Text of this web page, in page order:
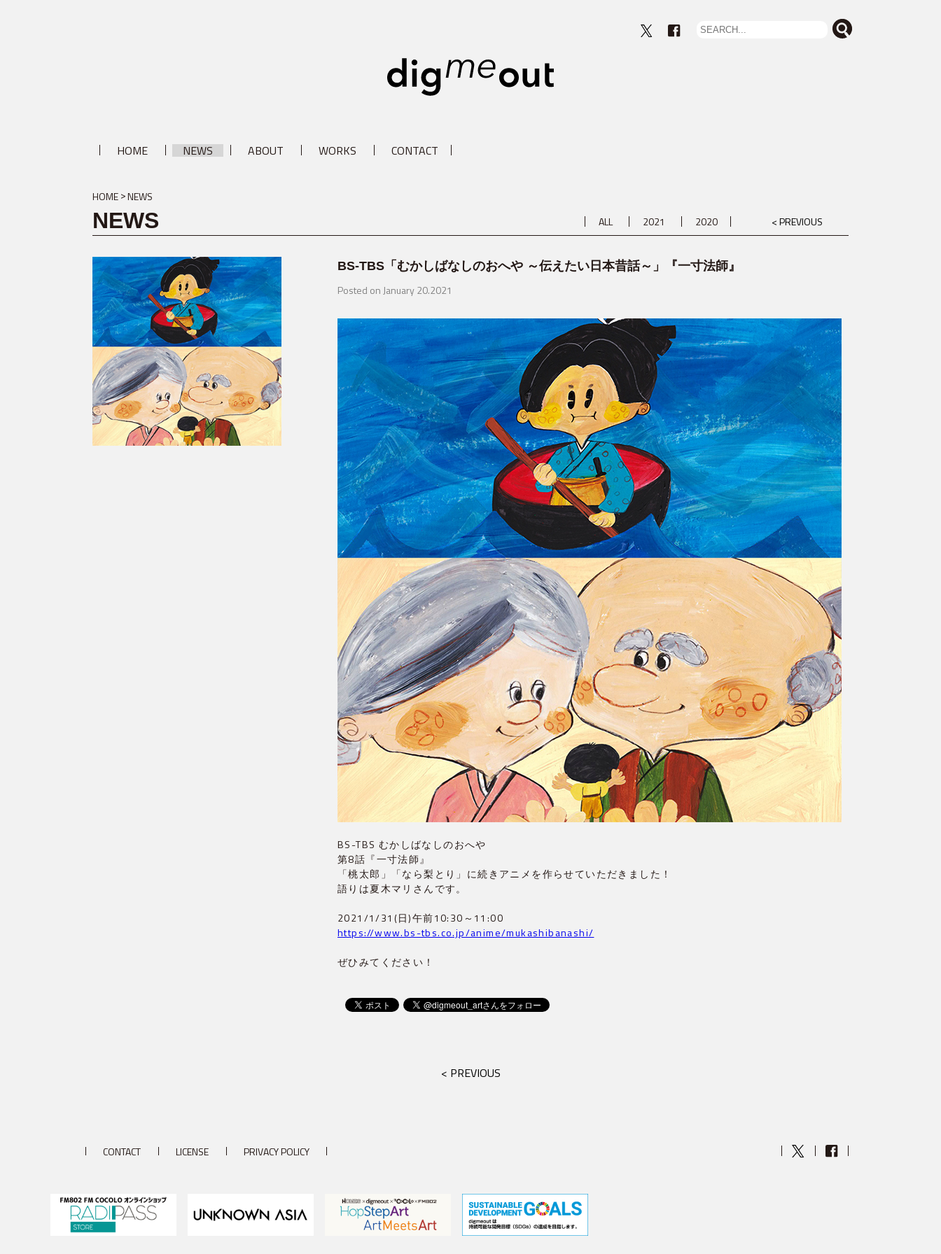
HOME NEWS ABOUT WORKS CONTACT
HOME NEWS
NEWS < PREVIOUS
ALL 2021 2020
BS-TBS 「むかしばなしのおへや ～伝えたい日本昔話～」『一寸法師』
Posted on January 20.2021
BS-TBS むかしばなしのおへや
第8話『一寸法師』
「桃太郎」「なら梨とり」に続きアニメを作らせていただきました！
語りは夏木マリさんです。
2021/1/31(日)午前10:30～11:00
https://www.bs-tbs.co.jp/anime/mukashibanashi/
ぜひみてください！
< PREVIOUS
CONTACT LICENSE PRIVACY POLICY